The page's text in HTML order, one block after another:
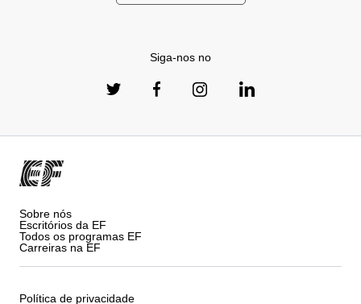
Siga-nos no
Sobre nós
Escritórios da EF
Todos os programas EF
Carreiras na EF
Política de privacidade